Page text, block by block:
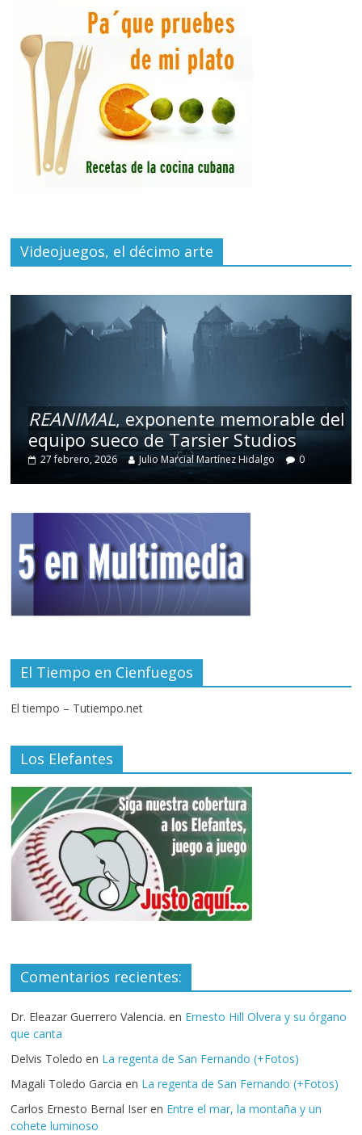
Videojuegos, el décimo arte
REANIMAL, exponente memorable del
equipo sueco de Tarsier Studios
27 febrero, 2026 Julio Marcial Martínez Hidalgo 0
El Tiempo en Cienfuegos
El tiempo – Tutiempo.net
Los Elefantes
Comentarios recientes:
Dr. Eleazar Guerrero Valencia. en Ernesto Hill Olvera y su órgano
que canta
Delvis Toledo en La regenta de San Fernando (+Fotos)
Magali Toledo Garcia en La regenta de San Fernando (+Fotos)
Carlos Ernesto Bernal Iser en Entre el mar, la montaña y un
cohete luminoso